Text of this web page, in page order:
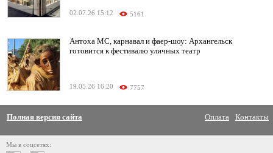
02.07.26 15:12 5161
Антоха МС, карнавал и фаер-шоу: Архангельск
готовится к фестивалю уличных театр
19.05.26 16:20 7757
Полная версия сайта Оплата Контакты
Мы в соцсетях: